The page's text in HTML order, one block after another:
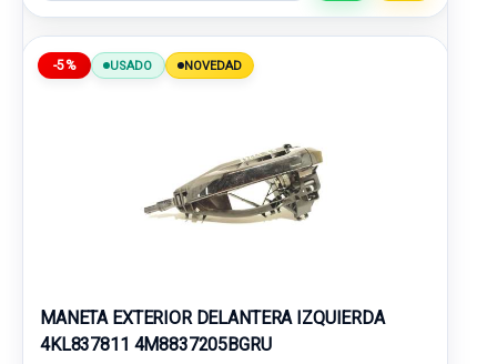
-5% USADO NOVEDAD
MANETA EXTERIOR DELANTERA IZQUIERDA
4KL837811 4M8837205BGRU